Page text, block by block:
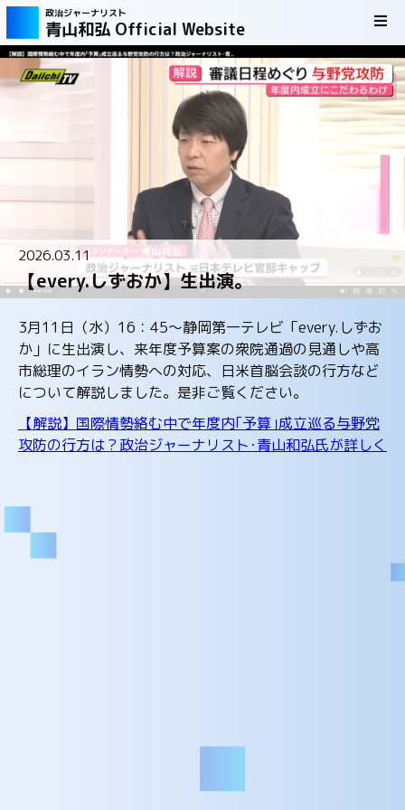
政治ジャーナリスト
青山和弘 Official Website
2026.03.11
【every.しずおか】生出演。
3月11日（水）16：45～静岡第一テレビ「every.しずお
か」に生出演し、来年度予算案の衆院通過の見通しや高
市総理のイラン情勢への対応、日米首脳会談の行方など
について解説しました。是非ご覧ください。
【解説】国際情勢絡む中で年度内｢予算｣成立巡る与野党
攻防の行方は？政治ジャーナリスト･青山和弘氏が詳しく